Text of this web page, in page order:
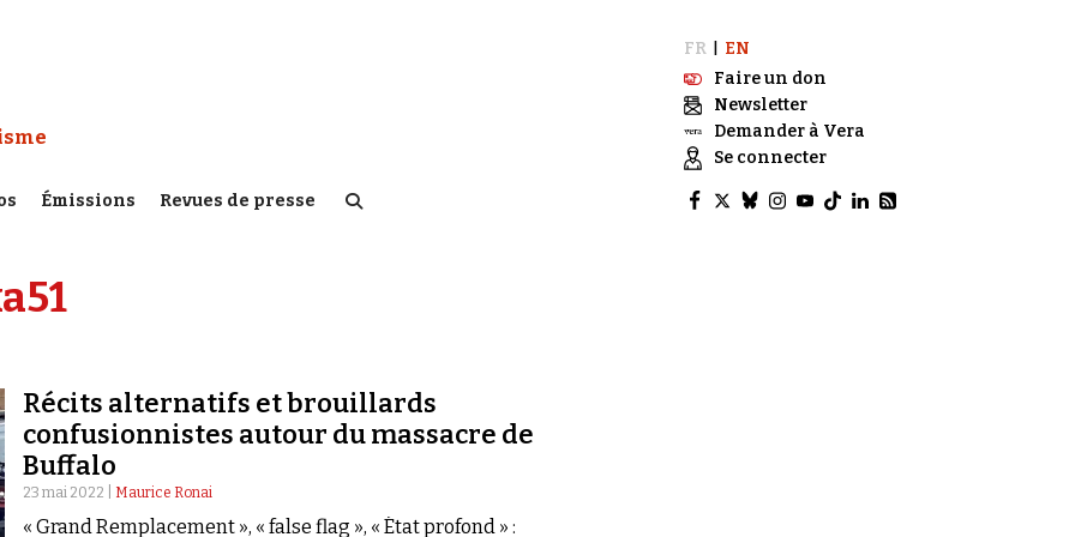
:
Émissions Revues de presse
FR
EN
Faire un don
Newsletter
Demander à Vera
Se connecter
Récits alternatifs et brouillards
confusionnistes autour du massacre de
Buffalo
23 mai 2022 | Maurice Ronai
« Grand Remplacement », « false flag », « État profond » :